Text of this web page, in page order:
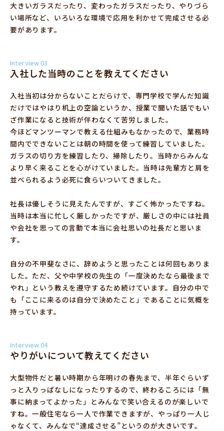
大きいガラスだったり、変わったガラスだったり、やりづら
い場所など、いろいろな環境で応用を利かせて完成させる必
要があります。
Interview 03
入社した当時のことを教えてください
入社当初は分からないことだらけで、専門学校で学んだ知識
だけではやはり机上の空論というか、授業で聞いた話でもい
ざ作業になると技術が伴わなくて苦労しました。
今ほどマンツーマンで教える仕組みもなかったので、業務時
間内でできないことは朝の時間を使って練習していました。
ガラスの切り方を練習したり、掃除したり。当時からみんな
より早く来ることを心がけていました。当時は先輩方と肩を
並べられるよう必死に食らいついてきました。
社長は優しそうに見えたんですが、すごく怖かったですね。
当時は本当に忙しく厳しかったですが、厳しさの中には社員
や会社を思っての言動で本当に会社思いの社長だと思いま
す。
自分の不甲斐なさに、辞めようと思ったことは何回もありま
した。ただ、父や中学校の先生の「一度決めたなら最後まで
やれ」という教えを遵守するため続けています。自分の中で
も「ここに来るのは自分で決めたこと」であることに気概を
持っています。
Interview 04
やりがいについて教えてください
大型物件だと暑い時期から年明けの春先まで、半年ぐらいず
っと入りっぱなしになったりするので、終わるころには「無
事に納まってよかった」とみんなで笑い合えるのが楽しいで
すね。一般住宅なら一人で作業できますが、やっぱり一人じ
ゃなくて、みんなで“達成させる”というのが大きいです。